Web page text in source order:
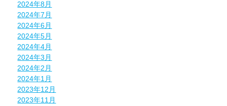
2024年8月
2024年7月
2024年6月
2024年5月
2024年4月
2024年3月
2024年2月
2024年1月
2023年12月
2023年11月